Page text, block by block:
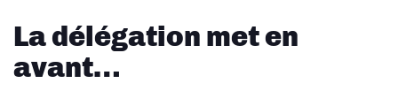
La délégation met en
avant…